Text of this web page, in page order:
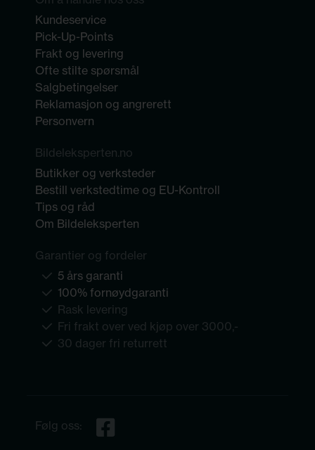
Kundeservice
Pick-Up-Points
Frakt og levering
Ofte stilte spørsmål
Salgbetingelser
Reklamasjon og angrerett
Personvern
Bildeleksperten.no
Butikker og verksteder
Bestill verkstedtime og EU-Kontroll
Tips og råd
Om Bildeleksperten
Garantier og fordeler
5 års garanti
100% fornøydgaranti
Rask levering
Fri frakt over ved kjøp over 3000,-
30 dager fri returrett
Følg oss: